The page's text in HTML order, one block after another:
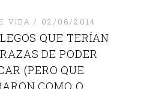
VIDA 02/06/2014
QUE TERÍAN
DE PODER
(PERO QUE
COMO O